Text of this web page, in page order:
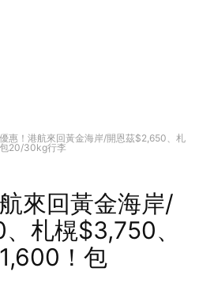
惠！港航來回黃金海岸/開恩茲$2,650、札
20/30kg行李
來回黃金海岸/
札榥$3,750、
！包